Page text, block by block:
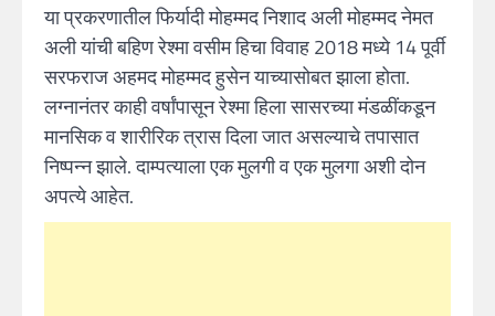
या प्रकरणातील फिर्यादी मोहम्मद निशाद अली मोहम्मद नेमत
अली यांची बहिण रेश्मा वसीम हिचा विवाह 2018 मध्ये 14 पूर्वी
सरफराज अहमद मोहम्मद हुसेन याच्यासोबत झाला होता.
लग्नानंतर काही वर्षांपासून रेश्मा हिला सासरच्या मंडळींकडून
मानसिक व शारीरिक त्रास दिला जात असल्याचे तपासात
निष्पन्न झाले. दाम्पत्याला एक मुलगी व एक मुलगा अशी दोन
अपत्ये आहेत.